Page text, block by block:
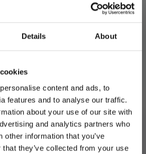
Details About
content and ads, to
features and to analyse our traffic.
about your use of our site with
and analytics partners who
other information that you’ve
they’ve collected from your use
Unisex